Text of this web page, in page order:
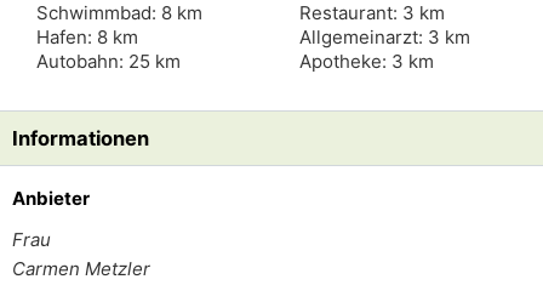
Schwimmbad: 8 km
Hafen: 8 km
Autobahn: 25 km
Restaurant: 3 km
Allgemeinarzt: 3 km
Apotheke: 3 km
Informationen
Anbieter
Frau
Carmen Metzler